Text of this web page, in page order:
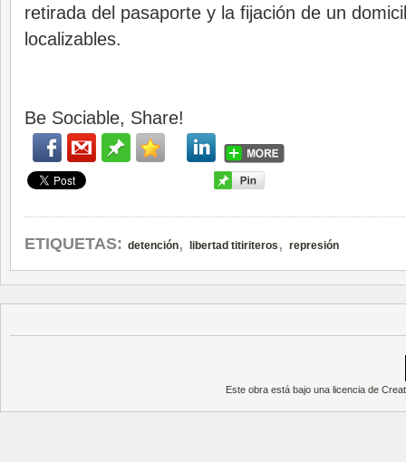
retirada del pasaporte y la fijación de un
localizables.
Be Sociable, Share!
ETIQUETAS: detención, libertad titiriteros , represión
Este obra está bajo unalicencia de